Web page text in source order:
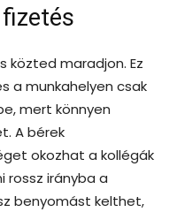
közted maradjon. Ez
a munkahelyen csak
mert könnyen
A bérek
okozhat a kollégák
rossz irányba a
benyomást kelthet,